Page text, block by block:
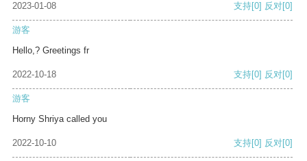
2023-01-08 支持[0] 反对[0]
游客
Hello,? Greetings fr
2022-10-18 支持[0] 反对[0]
游客
Horny Shriya called you
2022-10-10 支持[0] 反对[0]